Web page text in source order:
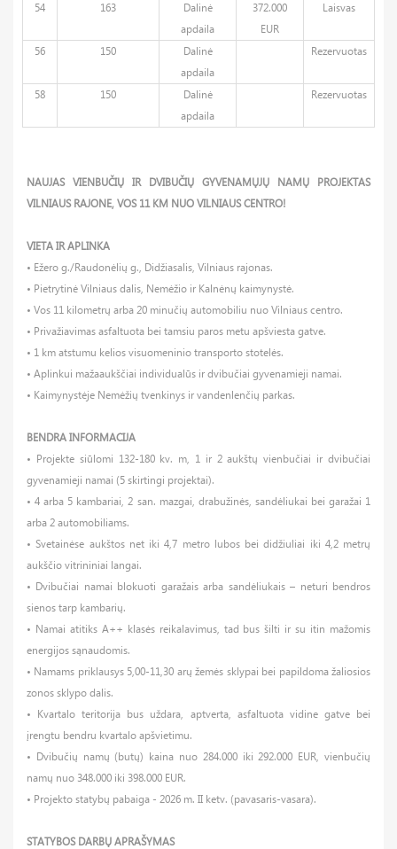
54 163
Dalinė
apdaila
372.000
EUR
Laisvas
56 150
Dalinė
apdaila
Rezervuotas
58 150
Dalinė
apdaila
Rezervuotas
NAUJAS VIENBUČIŲ IR DVIBUČIŲ GYVENAMŲJŲ NAMŲ PROJEKTAS
VILNIAUS RAJONE, VOS 11 KM NUO VILNIAUS CENTRO!
VIETA IR APLINKA
• Ežero g./Raudonėlių g., Didžiasalis, Vilniaus rajonas.
• Pietrytinė Vilniaus dalis, Nemėžio ir Kalnėnų kaimynystė.
• Vos 11 kilometrų arba 20 minučių automobiliu nuo Vilniaus centro.
• Privažiavimas asfaltuota bei tamsiu paros metu apšviesta gatve.
• 1 km atstumu kelios visuomeninio transporto stotelės.
• Aplinkui mažaaukščiai individualūs ir dvibučiai gyvenamieji namai.
• Kaimynystėje Nemėžių tvenkinys ir vandenlenčių parkas.
BENDRA INFORMACIJA
• Projekte siūlomi 132-180 kv. m, 1 ir 2 aukštų vienbučiai ir dvibučiai
gyvenamieji namai (5 skirtingi projektai).
• 4 arba 5 kambariai, 2 san. mazgai, drabužinės, sandėliukai bei garažai 1
arba 2 automobiliams.
• Svetainėse aukštos net iki 4,7 metro lubos bei didžiuliai iki 4,2 metrų
aukščio vitrininiai langai.
• Dvibučiai namai blokuoti garažais arba sandėliukais – neturi bendros
sienos tarp kambarių.
• Namai atitiks A++ klasės reikalavimus, tad bus šilti ir su itin mažomis
energijos sąnaudomis.
• Namams priklausys 5,00-11,30 arų žemės sklypai bei papildoma žaliosios
zonos sklypo dalis.
• Kvartalo teritorija bus uždara, aptverta, asfaltuota vidine gatve bei
įrengtu bendru kvartalo apšvietimu.
• Dvibučių namų (butų) kaina nuo 284.000 iki 292.000 EUR, vienbučių
namų nuo 348.000 iki 398.000 EUR.
• Projekto statybų pabaiga - 2026 m. II ketv. (pavasaris-vasara).
STATYBOS DARBŲ APRAŠYMAS